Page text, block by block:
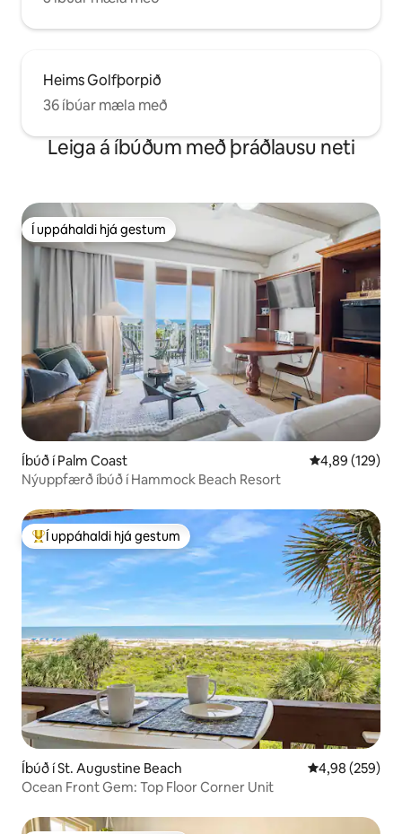
Heims Golfþorpið
36 íbúar mæla með
Leiga á íbúðum með þráðlausu neti
Í uppáhaldi hjá gestum
Í uppáhaldi hjá gestum
Íbúð í Palm Coast 4,89 af 5 í
4,89 (129)
Nýuppfærð íbúð í Hammock Beach Resort
Í mestu uppáhaldi hjá gestum
Í uppáhaldi hjá gestum
Íbúð í St. Augustine Beach 4,98 af 5 í
4,98 (259)
Ocean Front Gem: Top Floor Corner Unit